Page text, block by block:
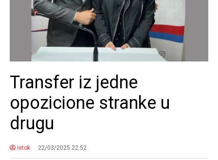
Transfer iz jedne
opozicione stranke u
drugu
istok 22/03/2025 22:52